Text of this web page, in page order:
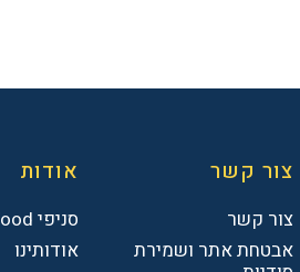
צור קשר
צור קשר
אבטחת אתר ושמירת
אודות
סניפי Simply-Wood
אודותינו